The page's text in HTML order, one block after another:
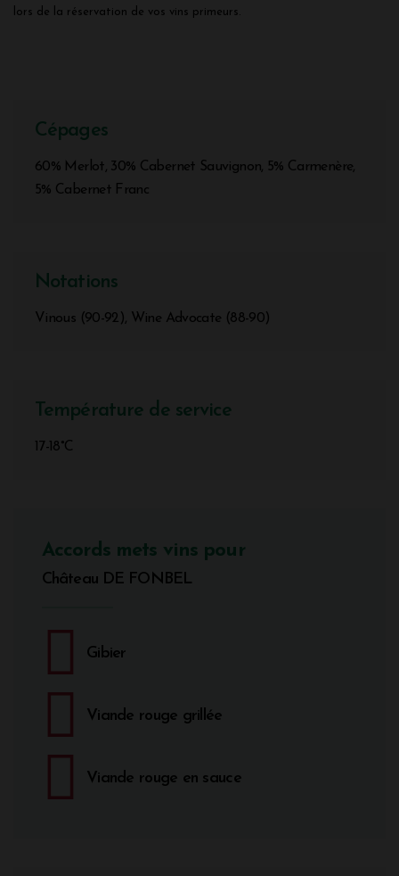
lors de la réservation de vos vins primeurs.
Cépages
60% Merlot, 30% Cabernet Sauvignon, 5% Carmenère,
5% Cabernet Franc
Notations
Vinous (90-92), Wine Advocate (88-90)
Température de service
17-18°C
Accords mets vins pour
Château DE FONBEL
Gibier
Viande rouge grillée
Viande rouge en sauce